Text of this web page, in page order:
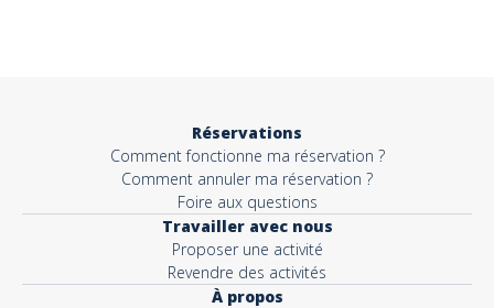
Réservations
Comment fonctionne ma réservation ?
Comment annuler ma réservation ?
Foire aux questions
Travailler avec nous
Proposer une activité
Revendre des activités
À propos